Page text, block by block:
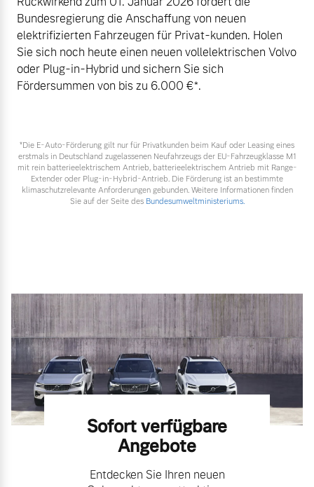
Bundesregierung die Anschaffung von neuen
elektrifizierten Fahrzeugen für Privat-kunden. Holen
Sie sich noch heute einen neuen vollelektrischen Volvo
oder Plug-in-Hybrid und sichern Sie sich
Fördersummen von bis zu 6.000 €⁠*.
*Die E‑Auto-Förderung gilt nur für Privatkunden beim Kauf oder Leasing eines
erstmals in Deutschland zugelassenen Neufahrzeugs der EU-Fahrzeugklasse M1
mit rein batterieelektrischem Antrieb, batterieelektrischem Antrieb mit Range-
Extender oder Plug-in-Hybrid-Antrieb. Die Förderung ist an bestimmte
klimaschutzrelevante Anforderungen gebunden. Weitere Informationen finden
Sie auf der Seite des Bundesumweltministeriums.
Sofort verfügbare
Angebote
Entdecken Sie Ihren neuen